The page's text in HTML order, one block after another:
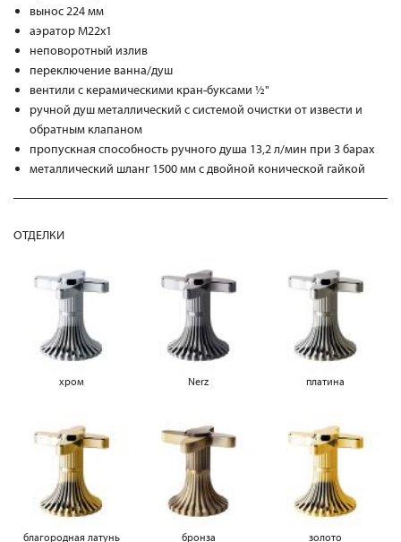
вынос 224 мм
аэратор M22x1
неповоротный излив
переключение ванна/душ
вентили с керамическими кран-буксами ½"
ручной душ металлический с системой очистки от извести и
обратным клапаном
пропускная способность ручного душа 13,2 л/мин при 3 барах
металлический шланг 1500 мм с двойной конической гайкой
ОТДЕЛКИ
хром Nerz платина
благородная латунь бронза золото